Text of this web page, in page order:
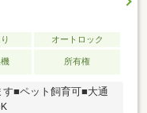
オートロック
所有権
■ペット飼育可■大通